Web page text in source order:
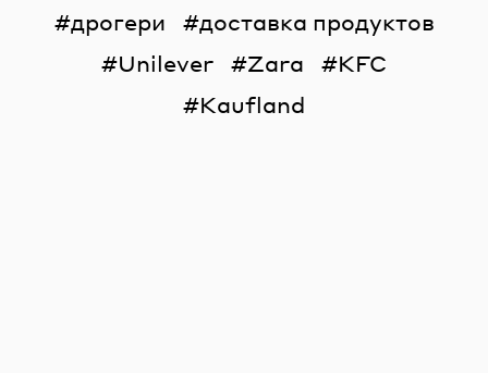
дрогери
доставка продуктов
Unilever
Zara
KFC
Kaufland